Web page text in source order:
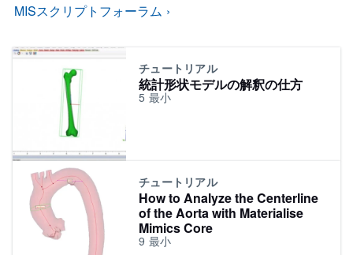
MISスクリプトフォーラム
チュートリアル
統計形状モデルの解釈の仕方
5 最小
チュートリアル
How to Analyze the Centerline
of the Aorta with Materialise
Mimics Core
9 最小